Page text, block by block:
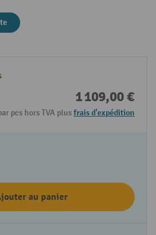
1 109,00 €
pcs hors TVA plusfrais d'expédition
au panier